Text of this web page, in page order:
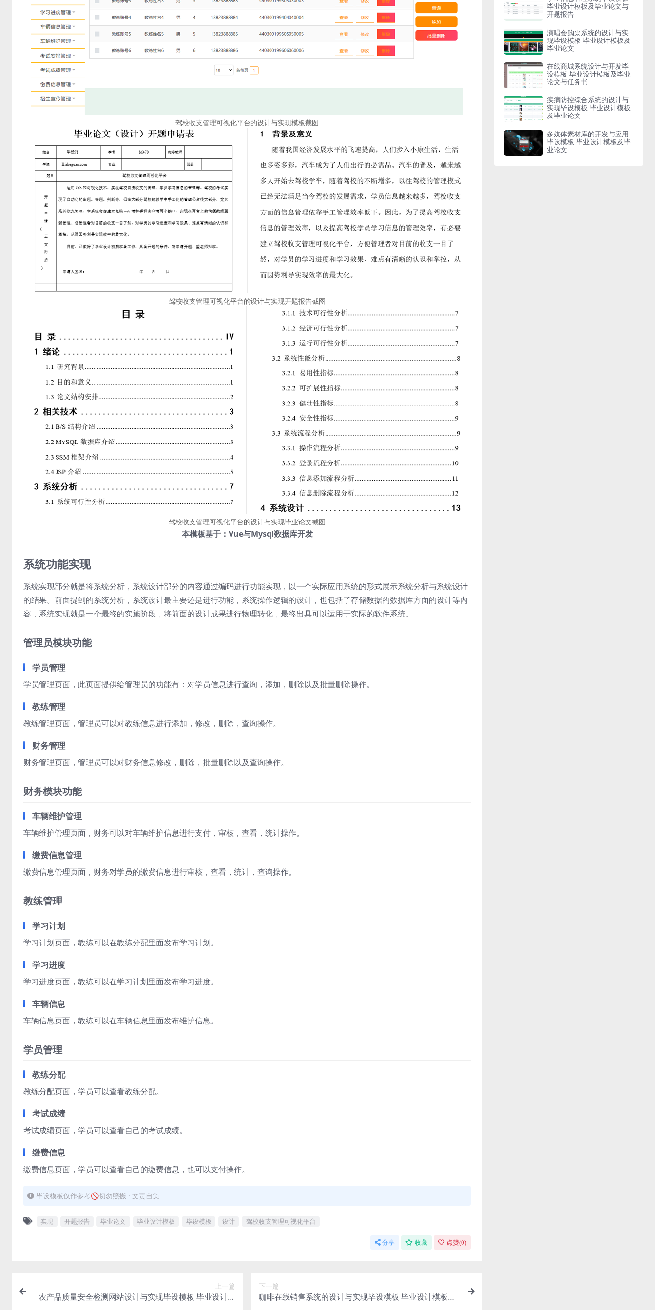
驾校收支管理可视化平台的设计与实现模板截图
驾校收支管理可视化平台的设计与实现开题报告截图
驾校收支管理可视化平台的设计与实现毕业论文截图
本模板基于：Vue与Mysql数据库开发
系统功能实现
系统实现部分就是将系统分析，系统设计部分的内容通过编码进行功能实现，以一个实际应用系统的形式展示系统分析与系统设计
的结果。前面提到的系统分析，系统设计最主要还是进行功能，系统操作逻辑的设计，也包括了存储数据的数据库方面的设计等内
容，系统实现就是一个最终的实施阶段，将前面的设计成果进行物理转化，最终出具可以运用于实际的软件系统。
管理员模块功能
学员管理
学员管理页面，此页面提供给管理员的功能有：对学员信息进行查询，添加，删除以及批量删除操作。
教练管理
教练管理页面，管理员可以对教练信息进行添加，修改，删除，查询操作。
财务管理
财务管理页面，管理员可以对财务信息修改，删除，批量删除以及查询操作。
财务模块功能
车辆维护管理
车辆维护管理页面，财务可以对车辆维护信息进行支付，审核，查看，统计操作。
缴费信息管理
缴费信息管理页面，财务对学员的缴费信息进行审核，查看，统计，查询操作。
教练管理
学习计划
学习计划页面，教练可以在教练分配里面发布学习计划。
学习进度
学习进度页面，教练可以在学习计划里面发布学习进度。
车辆信息
车辆信息页面，教练可以在车辆信息里面发布维护信息。
学员管理
教练分配
教练分配页面，学员可以查看教练分配。
考试成绩
考试成绩页面，学员可以查看自己的考试成绩。
缴费信息
缴费信息页面，学员可以查看自己的缴费信息，也可以支付操作。
毕设模板仅作参考🚫切勿照搬 · 文责自负
实现 开题报告 毕业论文 毕业设计模板 毕设模板 设计 驾校收支管理可视化平台
分享 收藏 点赞(0)
上一篇
农产品质量安全检测网站设计与实现毕设模板 毕业设计模
下一篇
咖啡在线销售系统的设计与实现毕设模板 毕业设计模板及
毕业设计模板及毕业论文与
开题报告
演唱会购票系统的设计与实
现毕设模板 毕业设计模板及
毕业论文
在线商城系统设计与开发毕
设模板 毕业设计模板及毕业
论文与任务书
疾病防控综合系统的设计与
实现毕设模板 毕业设计模板
及毕业论文
多媒体素材库的开发与应用
毕设模板 毕业设计模板及毕
业论文